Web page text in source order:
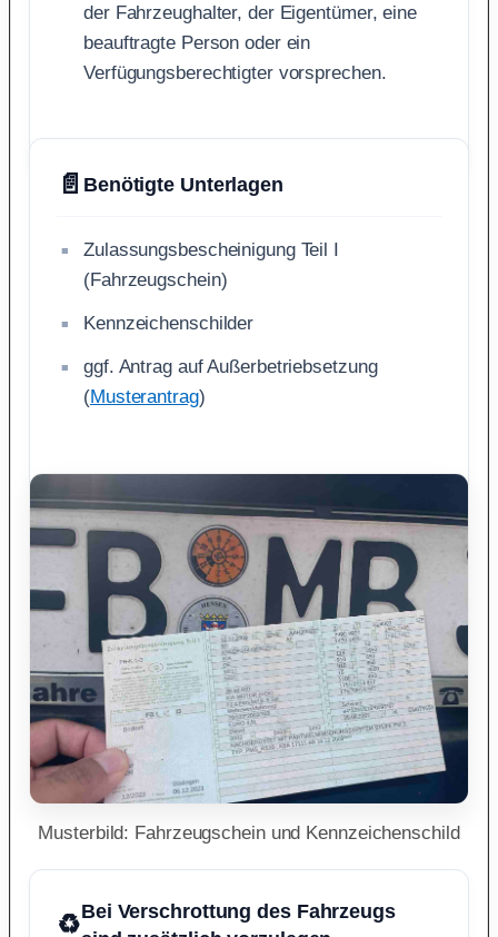
der Fahrzeughalter, der Eigentümer, eine
beauftragte Person oder ein
Verfügungsberechtigter vorsprechen.
📄 Benötigte Unterlagen
Zulassungsbescheinigung Teil I
(Fahrzeugschein)
Kennzeichenschilder
ggf. Antrag auf Außerbetriebsetzung
(Musterantrag)
Musterbild: Fahrzeugschein und Kennzeichenschild
♻️Bei Verschrottung des Fahrzeugs